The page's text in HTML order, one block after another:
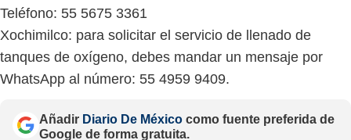
Teléfono: 55 5675 3361
Xochimilco: para solicitar el servicio de llenado de
tanques de oxígeno, debes mandar un mensaje por
WhatsApp al número: 55 4959 9409.
Añadir Diario De México como fuente preferida de
Google de forma gratuita.